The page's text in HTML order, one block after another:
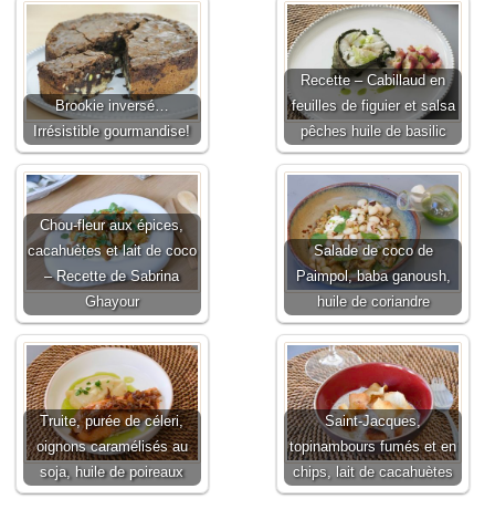
Brookie inversé…
Irrésistible gourmandise!
Recette – Cabillaud en
feuilles de figuier et salsa
pêches huile de basilic
Chou-fleur aux épices,
cacahuètes et lait de coco
– Recette de Sabrina
Ghayour
Salade de coco de
Paimpol, baba ganoush,
huile de coriandre
Truite, purée de céleri,
oignons caramélisés au
soja, huile de poireaux
Saint-Jacques,
topinambours fumés et en
chips, lait de cacahuètes